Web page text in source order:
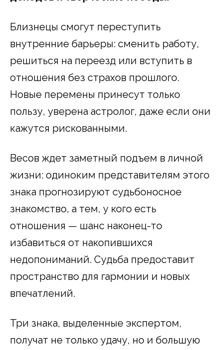
Близнецы смогут переступить
внутренние барьеры: сменить работу,
решиться на переезд или вступить в
отношения без страхов прошлого.
Новые перемены принесут только
пользу, уверена астролог, даже если они
кажутся рискованными.
Весов ждет заметный подъем в личной
жизни: одиноким представителям этого
знака прогнозируют судьбоносное
знакомство, а тем, у кого есть
отношения — шанс наконец-то
избавиться от накопившихся
недопониманий. Судьба предоставит
пространство для гармонии и новых
впечатлений.
Три знака, выделенные экспертом,
получат не только удачу, но и большую